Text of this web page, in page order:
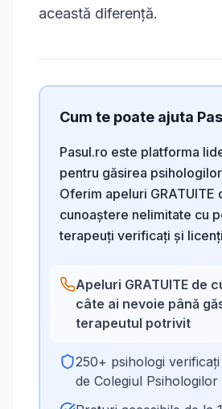
această diferență.
Cum te poate ajuta
Pasul.ro este platforma
pentru găsirea
Oferim apeluri GRATUITE
cunoaștere nelimitate cu
terapeuți verificați și
Apeluri GRATUITE de
câte ai nevoie până
terapeutul potrivit
250+ psihologi verificați
de Colegiul Psihologilor